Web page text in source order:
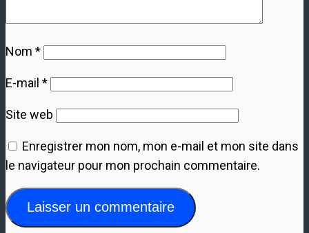
Nom *
E-mail *
Site web
Enregistrer mon nom, mon e-mail et mon site dans
le navigateur pour mon prochain commentaire.